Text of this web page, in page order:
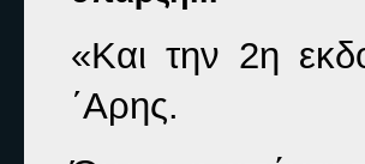
«Και την 2η
΄Αρης.